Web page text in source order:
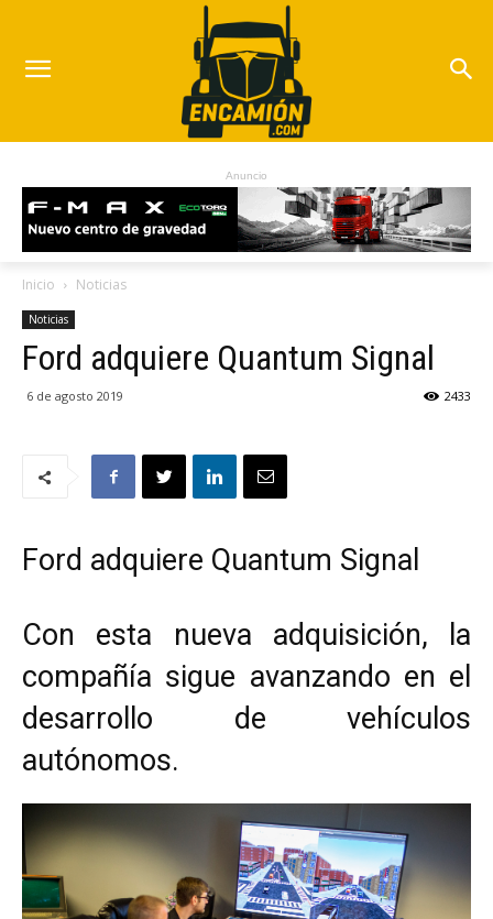
Anuncio
Inicio Noticias
Noticias
Ford adquiere Quantum Signal
6 de agosto 2019 2433
Ford adquiere Quantum Signal
Con esta nueva adquisición, la
compañía sigue avanzando en el
desarrollo de vehículos
autónomos.